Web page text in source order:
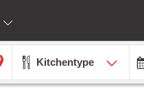
Kitchentype